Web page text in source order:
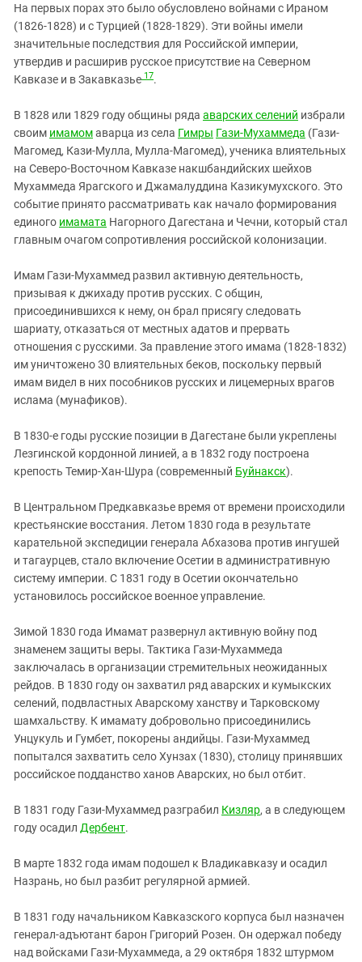
На первых порах это было обусловлено войнами с Ираном
(1826-1828) и с Турцией (1828-1829). Эти войны имели
значительные последствия для Российской империи,
утвердив и расширив русское присутствие на Северном
Кавказе и в Закавказье 17.
В 1828 или 1829 году общины ряда аварских селений избрали
своим имамомаварца из села Гимры Гази-Мухаммеда (Гази-
Магомед, Кази-Мулла, Мулла-Магомед), ученика влиятельных
на Северо-Восточном Кавказе накшбандийских шейхов
Мухаммеда Ярагского и Джамалуддина Казикумухского. Это
событие принято рассматривать как начало формирования
единого имамата Нагорного Дагестана и Чечни, который стал
главным очагом сопротивления российской колонизации.
Имам Гази-Мухаммед развил активную деятельность,
призывая к джихаду против русских. С общин,
присоединившихся к нему, он брал присягу следовать
шариату, отказаться от местных адатов и прервать
отношения с русскими. За правление этого имама (1828-1832)
им уничтожено 30 влиятельных беков, поскольку первый
имам видел в них пособников русских и лицемерных врагов
ислама (мунафиков).
В 1830-е годы русские позиции в Дагестане были укреплены
Лезгинской кордонной линией, а в 1832 году построена
крепость Темир-Хан-Шура (современный Буйнакск).
В Центральном Предкавказье время от времени происходили
крестьянские восстания. Летом 1830 года в результате
карательной экспедиции генерала Абхазова против ингушей
и тагаурцев, стало включение Осетии в административную
систему империи. С 1831 году в Осетии окончательно
установилось российское военное управление.
Зимой 1830 года Имамат развернул активную войну под
знаменем защиты веры. Тактика Гази-Мухаммеда
заключалась в организации стремительных неожиданных
рейдов. В 1830 году он захватил ряд аварских и кумыкских
селений, подвластных Аварскому ханству и Тарковскому
шамхальству. К имамату добровольно присоединились
Унцукуль и Гумбет, покорены андийцы. Гази-Мухаммед
попытался захватить село Хунзах (1830), столицу принявших
российское подданство ханов Аварских, но был отбит.
В 1831 году Гази-Мухаммед разграбил Кизляр, а в следующем
году осадил Дербент.
В марте 1832 года имам подошел к Владикавказу и осадил
Назрань, но был разбит регулярной армией.
В 1831 году начальником Кавказского корпуса был назначен
генерал-адъютант барон Григорий Розен. Он одержал победу
над войсками Гази-Мухаммеда, а 29 октября 1832 штурмом